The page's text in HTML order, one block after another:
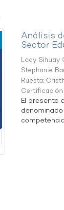
Análisis
Sector
Lady Sihuay
Stephanie
Ruesta;
Certificación
El presente